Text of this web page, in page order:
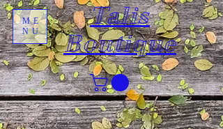
Talis
Boutique
ME
NU